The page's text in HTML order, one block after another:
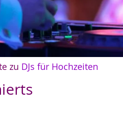
zu DJs für Hochzeiten